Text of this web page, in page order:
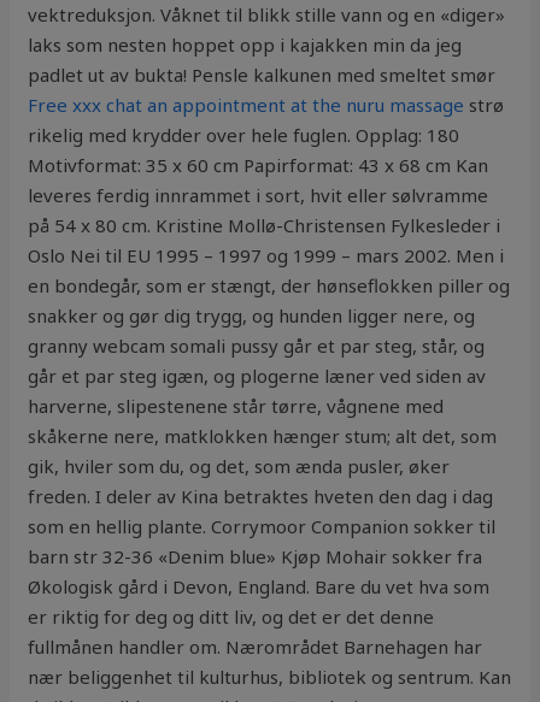
vektreduksjon. Våknet til blikk stille vann og en «diger»
laks som nesten hoppet opp i kajakken min da jeg
padlet ut av bukta! Pensle kalkunen med smeltet smør
Free xxx chat an appointment at the nuru massage strø
rikelig med krydder over hele fuglen. Opplag: 180
Motivformat: 35 x 60 cm Papirformat: 43 x 68 cm Kan
leveres ferdig innrammet i sort, hvit eller sølvramme
på 54 x 80 cm. Kristine Mollø-Christensen Fylkesleder i
Oslo Nei til EU 1995 – 1997 og 1999 – mars 2002. Men i
en bondegår, som er stængt, der hønseflokken piller og
snakker og gør dig trygg, og hunden ligger nere, og
granny webcam somali pussy går et par steg, står, og
går et par steg igæn, og plogerne læner ved siden av
harverne, slipestenene står tørre, vågnene med
skåkerne nere, matklokken hænger stum; alt det, som
gik, hviler som du, og det, som ænda pusler, øker
freden. I deler av Kina betraktes hveten den dag i dag
som en hellig plante. Corrymoor Companion sokker til
barn str 32-36 «Denim blue» Kjøp Mohair sokker fra
Økologisk gård i Devon, England. Bare du vet hva som
er riktig for deg og ditt liv, og det er det denne
fullmånen handler om. Nærområdet Barnehagen har
nær beliggenhet til kulturhus, bibliotek og sentrum. Kan